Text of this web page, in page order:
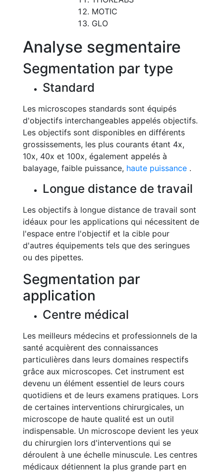
MOTIC
GLO
Analyse segmentaire
Segmentation par type
Standard
Les microscopes standards sont équipés
d'objectifs interchangeables appelés objectifs.
Les objectifs sont disponibles en différents
grossissements, les plus courants étant 4x,
10x, 40x et 100x, également appelés à
balayage, faible puissance, haute puissance .
Longue distance de travail
Les objectifs à longue distance de travail sont
idéaux pour les applications qui nécessitent de
l'espace entre l'objectif et la cible pour
d'autres équipements tels que des seringues
ou des pipettes.
Segmentation par
application
Centre médical
Les meilleurs médecins et professionnels de la
santé acquièrent des connaissances
particulières dans leurs domaines respectifs
grâce aux microscopes. Cet instrument est
devenu un élément essentiel de leurs cours
quotidiens et de leurs examens pratiques. Lors
de certaines interventions chirurgicales, un
microscope de haute qualité est un outil
indispensable. Un microscope devient les yeux
du chirurgien lors d'interventions qui se
déroulent à une échelle minuscule. Les centres
médicaux détiennent la plus grande part en